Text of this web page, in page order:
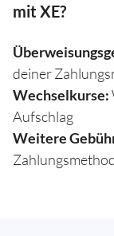
mit XE?
deiner
Wechselkurse:
Aufschlag
Weitere